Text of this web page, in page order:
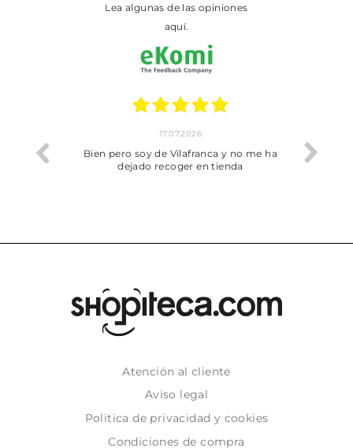
Lea algunas de las opiniones
aquí.
trobat
17.07.2026
Bien pero soy de Vilafranca y no me ha
dejado recoger en tienda
Atención al cliente
Aviso legal
Politica de privacidad y cookies
Condiciones de compra